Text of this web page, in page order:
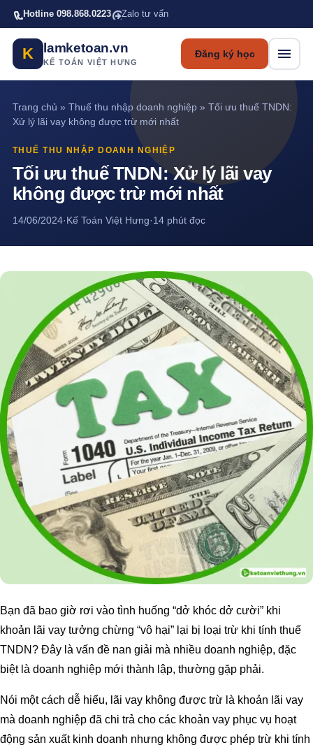
Bỏ qua tới nội dung chính
Hotline 098.868.0223 Zalo tư vấn
K lamketoan.vn
KẾ TOÁN VIỆT HƯNG
Đăng ký học
Trang chủ » Thuế thu nhập doanh nghiệp» Tối ưu thuế TNDN:
Xử lý lãi vay không được trừ mới nhất
THUẾ THU NHẬP DOANH NGHIỆP
Tối ưu thuế TNDN: Xử lý lãi vay
không được trừ mới nhất
14/06/2024·Kế Toán Việt Hưng·14 phút đọc
Bạn đã bao giờ rơi vào tình huống “dở khóc dở cười” khi
khoản lãi vay tưởng chừng “vô hại” lại bị loại trừ khi tính thuế
TNDN? Đây là vấn đề nan giải mà nhiều doanh nghiệp, đặc
biệt là doanh nghiệp mới thành lập, thường gặp phải.
Nói một cách dễ hiểu, lãi vay không được trừ là khoản lãi vay
mà doanh nghiệp đã chi trả cho các khoản vay phục vụ hoạt
động sản xuất kinh doanh nhưng không được phép trừ khi tính